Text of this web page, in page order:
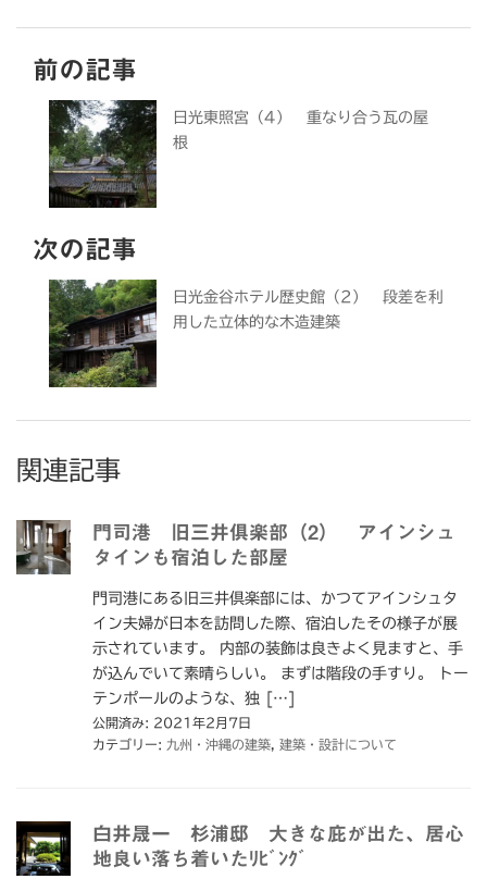
前の記事
日光東照宮（4） 重なり合う瓦の屋
根
次の記事
日光金谷ホテル歴史館（2） 段差を利
用した立体的な木造建築
関連記事
門司港 旧三井俱楽部（2） アインシュ
タインも宿泊した部屋
門司港にある旧三井倶楽部には、かつてアインシュタ
イン夫婦が日本を訪問した際、宿泊したその様子が展
示されています。 内部の装飾は良きよく見ますと、手
が込んでいて素晴らしい。 まずは階段の手すり。 トー
テンポールのような、独 […]
公開済み: 2021年2月7日
カテゴリー: 九州・沖縄の建築 建築・設計について
白井晟一 杉浦邸 大きな庇が出た、居心
地良い落ち着いたﾘﾋﾞﾝｸﾞ